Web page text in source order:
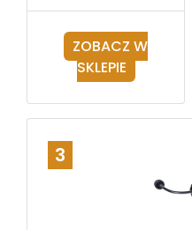
ZOBACZ W
SKLEPIE
3